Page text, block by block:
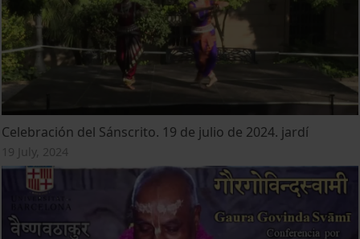
Celebración del Sánscrito. 19 de julio de 2024. jardí
19 July, 2024